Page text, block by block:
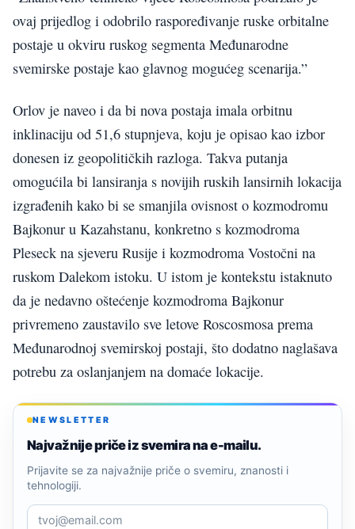
ovaj prijedlog i odobrilo raspoređivanje ruske orbitalne
postaje u okviru ruskog segmenta Međunarodne
svemirske postaje kao glavnog mogućeg scenarija.”
Orlov je naveo i da bi nova postaja imala orbitnu
inklinaciju od 51,6 stupnjeva, koju je opisao kao izbor
donesen iz geopolitičkih razloga. Takva putanja
omogućila bi lansiranja s novijih ruskih lansirnih lokacija
izgrađenih kako bi se smanjila ovisnost o kozmodromu
Bajkonur u Kazahstanu, konkretno s kozmodroma
Pleseck na sjeveru Rusije i kozmodroma Vostočni na
ruskom Dalekom istoku. U istom je kontekstu istaknuto
da je nedavno oštećenje kozmodroma Bajkonur
privremeno zaustavilo sve letove Roscosmosa prema
Međunarodnoj svemirskoj postaji, što dodatno naglašava
potrebu za oslanjanjem na domaće lokacije.
NEWSLETTER
Najvažnije priče iz svemira na e-mailu.
Prijavite se za najvažnije priče o svemiru, znanosti i
tehnologiji.